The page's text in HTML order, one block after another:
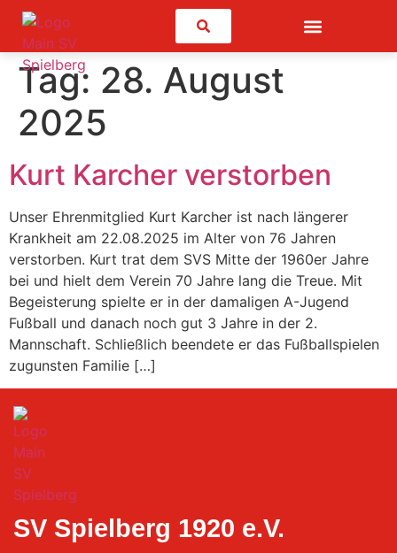
Suchen
Tag: 28. August
2025
Kurt Karcher verstorben
Unser Ehrenmitglied Kurt Karcher ist nach längerer
Krankheit am 22.08.2025 im Alter von 76 Jahren
verstorben. Kurt trat dem SVS Mitte der 1960er Jahre
bei und hielt dem Verein 70 Jahre lang die Treue. Mit
Begeisterung spielte er in der damaligen A-Jugend
Fußball und danach noch gut 3 Jahre in der 2.
Mannschaft. Schließlich beendete er das Fußballspielen
zugunsten Familie […]
SV Spielberg 1920 e.V.